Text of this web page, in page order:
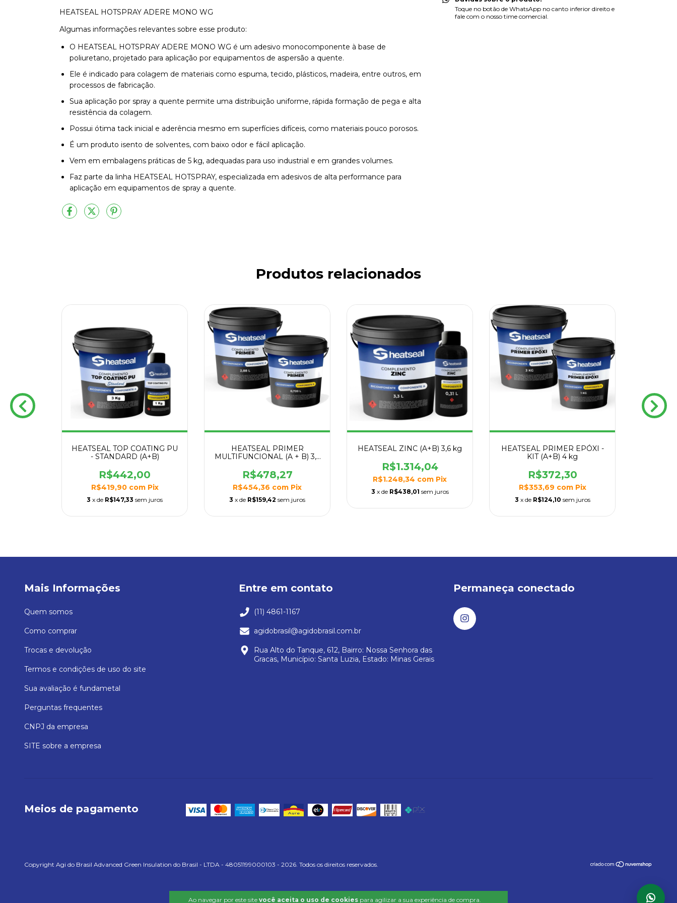
Ao navegar por este site você aceita o uso de cookiespara agilizar a sua experiência de compra.
HEATSEAL HOTSPRAY ADERE MONO WG
Algumas informações relevantes sobre esse produto:
O HEATSEAL HOTSPRAY ADERE MONO WG é um adesivo monocomponente à base de
poliuretano, projetado para aplicação por equipamentos de aspersão a quente.
Ele é indicado para colagem de materiais como espuma, tecido, plásticos, madeira, entre outros, em
processos de fabricação.
Sua aplicação por spray a quente permite uma distribuição uniforme, rápida formação de pega e alta
resistência da colagem.
Possui ótima tack inicial e aderência mesmo em superfícies difíceis, como materiais pouco porosos.
É um produto isento de solventes, com baixo odor e fácil aplicação.
Vem em embalagens práticas de 5 kg, adequadas para uso industrial e em grandes volumes.
Faz parte da linha HEATSEAL HOTSPRAY, especializada em adesivos de alta performance para
aplicação em equipamentos de spray a quente.
Toque no botão de WhatsApp no canto inferior direito e
fale com o nosso time comercial.
Produtos relacionados
HEATSEAL TOP COATING PU
- STANDARD (A+B)
R$442,00
R$419,90 com Pix
3 x de R$147,33 sem juros
HEATSEAL PRIMER
MULTIFUNCIONAL (A + B) 3,6
R$478,27
R$454,36 com Pix
3 x de R$159,42 sem juros
HEATSEAL ZINC (A+B) 3,6 kg
R$1.314,04
R$1.248,34 com Pix
3 x de R$438,01 sem juros
HEATSEAL PRIMER EPÓXI -
KIT (A+B) 4 kg
R$372,30
R$353,69 com Pix
3 x de R$124,10 sem juros
Mais Informações
Quem somos
Como comprar
Trocas e devolução
Termos e condições de uso do site
Sua avaliação é fundametal
Perguntas frequentes
CNPJ da empresa
SITE sobre a empresa
Entre em contato
(11) 4861-1167
agidobrasil@agidobrasil.com.br
Rua Alto do Tanque, 612, Bairro: Nossa Senhora das
Gracas, Município: Santa Luzia, Estado: Minas Gerais
Permaneça conectado
Meios de pagamento
Copyright Agi do Brasil Advanced Green Insulation do Brasil - LTDA - 48051199000103 - 2026. Todos os direitos reservados.